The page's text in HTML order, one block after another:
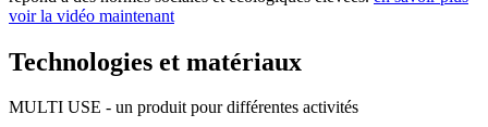
voir la vidéo maintenant
Technologies et matériaux
MULTI USE - un produit pour différentes activités